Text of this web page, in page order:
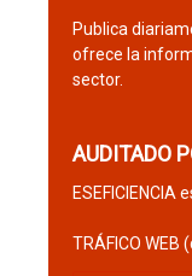
Publica
ofrece la
sector.
AUDITADO
ESEFICIENCIA
TRÁFICO